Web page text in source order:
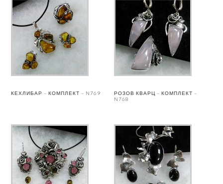
КЕХЛИБАР – КОМПЛЕКТ – N769
РОЗОВ КВАРЦ – КОМПЛЕКТ –
N768